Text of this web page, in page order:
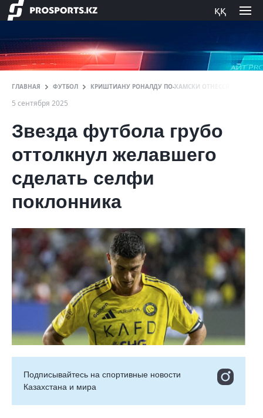
ққ
ГЛАВНАЯ ФУТБОЛ КРИШТИАНУ РОНАЛДУ ПО-ХАМСКИ ОТНЕССЯ К
5 сентября 2025
Звезда футбола грубо
оттолкнул желавшего
сделать селфи
поклонника
Подписывайтесь на cпортивные новости
Казахстана и мира